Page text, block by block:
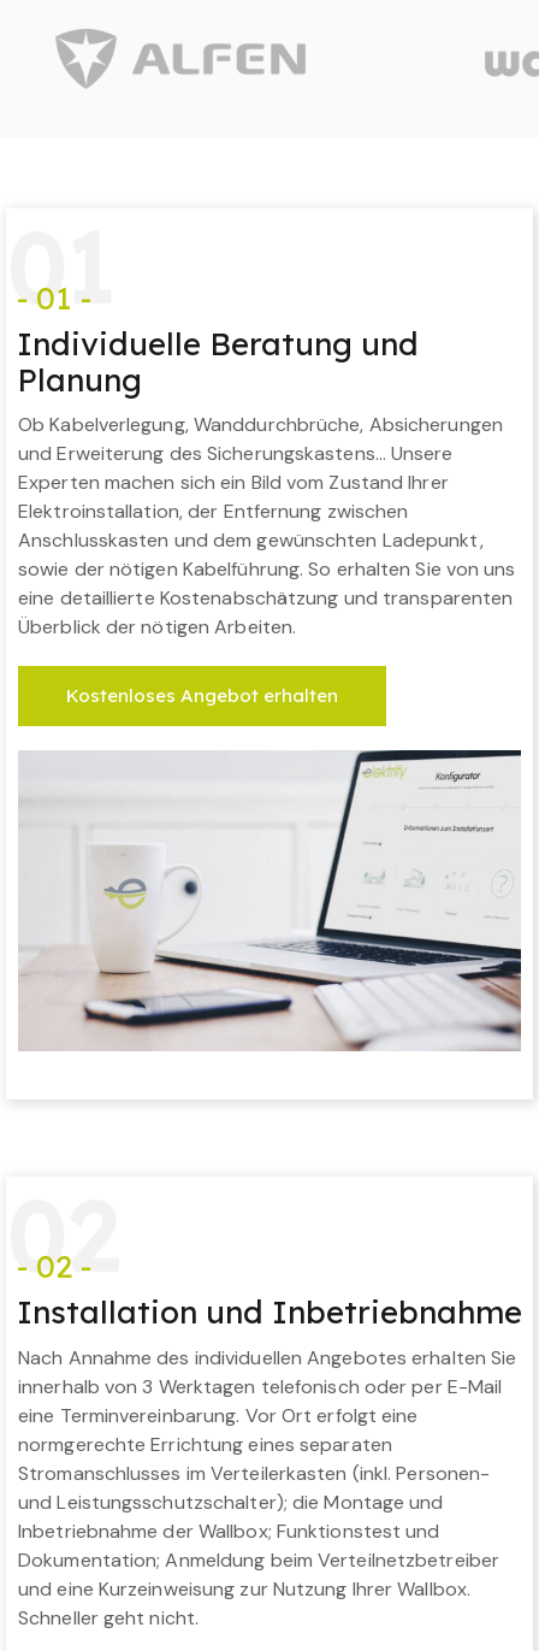
01
- 01 -
Individuelle Beratung und
Planung
Ob Kabelverlegung, Wanddurchbrüche, Absicherungen
und Erweiterung des Sicherungskastens… Unsere
Experten machen sich ein Bild vom Zustand Ihrer
Elektroinstallation, der Entfernung zwischen
Anschlusskasten und dem gewünschten Ladepunkt,
sowie der nötigen Kabelführung. So erhalten Sie von uns
eine detaillierte Kostenabschätzung und transparenten
Überblick der nötigen Arbeiten.
Kostenloses Angebot erhalten
02
- 02 -
Installation und Inbetriebnahme
Nach Annahme des individuellen Angebotes erhalten Sie
innerhalb von 3 Werktagen telefonisch oder per E-Mail
eine Terminvereinbarung. Vor Ort erfolgt eine
normgerechte Errichtung eines separaten
Stromanschlusses im Verteilerkasten (inkl. Personen-
und Leistungsschutzschalter); die Montage und
Inbetriebnahme der Wallbox; Funktionstest und
Dokumentation; Anmeldung beim Verteilnetzbetreiber
und eine Kurzeinweisung zur Nutzung Ihrer Wallbox.
Schneller geht nicht.